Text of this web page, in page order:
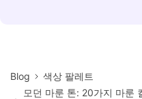
Blog
색상 팔레트
모던 마룬 톤: 20가지 마룬